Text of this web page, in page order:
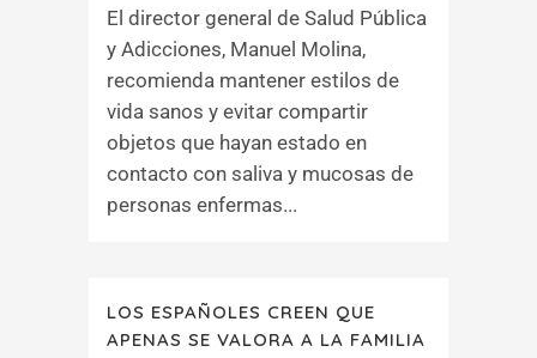
El director general de Salud Pública
y Adicciones, Manuel Molina,
recomienda mantener estilos de
vida sanos y evitar compartir
objetos que hayan estado en
contacto con saliva y mucosas de
personas enfermas...
LOS ESPAÑOLES CREEN QUE
APENAS SE VALORA A LA FAMILIA